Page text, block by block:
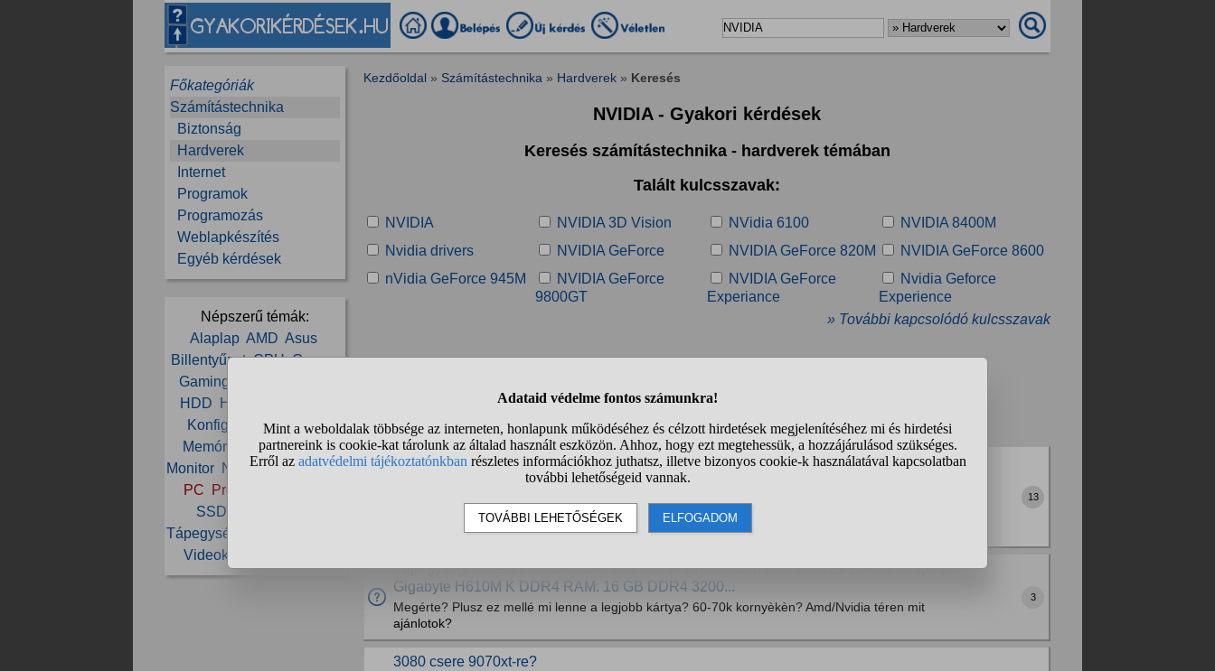
Főkategóriák
Számítástechnika
Biztonság
Hardverek
Internet
Programok
Programozás
Weblapkészítés
Egyéb kérdések
Népszerű témák:
Alaplap AMD Asus
Billentyűzet CPU Gamer
Gaming
HDD
Hiba
Konfiguráció Laptop
Memória
Merevlemez
Monitor Notebook NVIDIA
PC
Processzor
SSD
Tápegység
Videokártya
Kezdőoldal » Számítástechnika » Hardverek » Keresés
NVIDIA - Gyakori kérdések
Keresés számítástechnika - hardverek témában
Talált kulcsszavak:
NVIDIA NVIDIA 3D Vision NVidia 6100
NVIDIA 8400M
Nvidia drivers
NVIDIA GeForce NVIDIA GeForce 820M
NVIDIA GeForce 8600
nVidia GeForce 945M
NVIDIA GeForce
9800GT
NVIDIA GeForce
Experiance
Nvidia Geforce
Experience
» További kapcsolódó kulcsszavak
Éedems váltani AM5-re?
Jelnlegi gépem. Alaplap: ASUS ROG Strix B550-F Gaming WiFi Processzor (CPU): AMD Ryzen 5
VENGEANCE RGB PRO SL 32GB (2x16GB) DDR4 3600MHz WHITE Tápegység (PSU): Be Quiet!
Pure Power 12 M...
13
Tápegység: Chieftec GPS-600A8 Box 600 W Processzor: Intel Core i5-13400F Alaplap:
Gigabyte H610M K DDR4 RAM: 16 GB DDR4 3200...
Megérte? Plusz ez mellé mi lenne a legjobb kártya? 60-70k kornyèkèn? Amd/Nvidia téren mit
ajánlotok?
3
3080 csere 9070xt-re?